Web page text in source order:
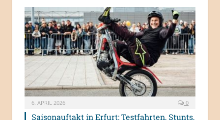
6. APRIL 2026 0
Saisonauftakt in Erfurt: Testfahrten, Stunts,